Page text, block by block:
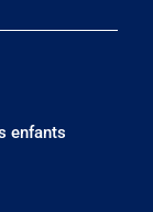
enfants